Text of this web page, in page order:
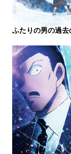
ふたりの男の過